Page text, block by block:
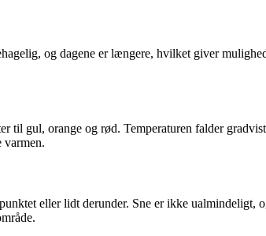
og dagene er længere, hvilket giver
til gul, orange og rød. Temperaturen falder
varmen.
eller lidt derunder. Sne er ikke ualmindeligt,